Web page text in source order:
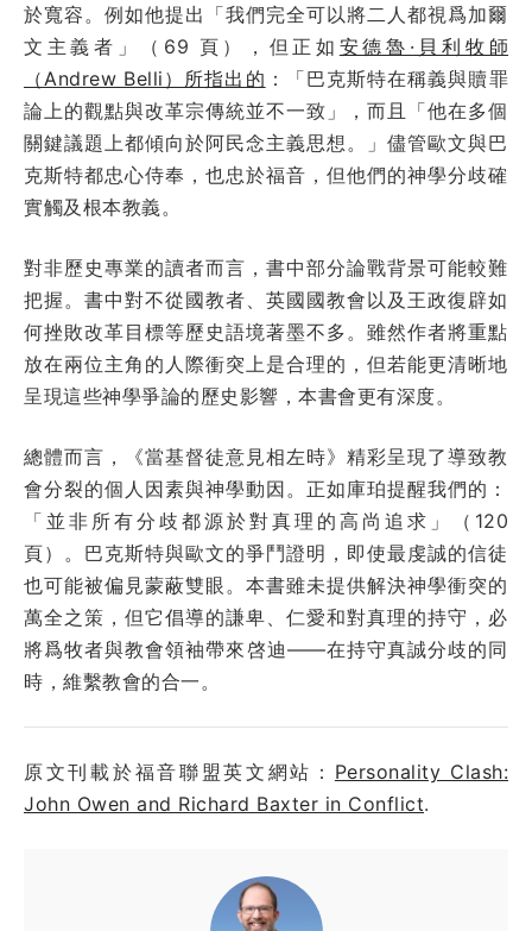
於寬容。例如他提出「我們完全可以將二人都視爲加爾
文主義者」（69 頁），但正如 安德魯·貝利牧師
（Andrew Belli）所指出的 ：「巴克斯特在稱義與贖罪
論上的觀點與改革宗傳統並不一致」，而且「他在多個
關鍵議題上都傾向於阿民念主義思想。」儘管歐文與巴
克斯特都忠心侍奉，也忠於福音，但他們的神學分歧確
實觸及根本教義。
對非歷史專業的讀者而言，書中部分論戰背景可能較難
把握。書中對不從國教者、英國國教會以及王政復辟如
何挫敗改革目標等歷史語境著墨不多。雖然作者將重點
放在兩位主角的人際衝突上是合理的，但若能更清晰地
呈現這些神學爭論的歷史影響，本書會更有深度。
總體而言，《當基督徒意見相左時》精彩呈現了導致教
會分裂的個人因素與神學動因。正如庫珀提醒我們的：
「並非所有分歧都源於對真理的高尚追求」（120
頁）。巴克斯特與歐文的爭鬥證明，即使最虔誠的信徒
也可能被偏見蒙蔽雙眼。本書雖未提供解決神學衝突的
萬全之策，但它倡導的謙卑、仁愛和對真理的持守，必
將爲牧者與教會領袖帶來啓迪——在持守真誠分歧的同
時，維繫教會的合一。
原文刊載於福音聯盟英文網站： Personality Clash:
John Owen and Richard Baxter in Conflict.